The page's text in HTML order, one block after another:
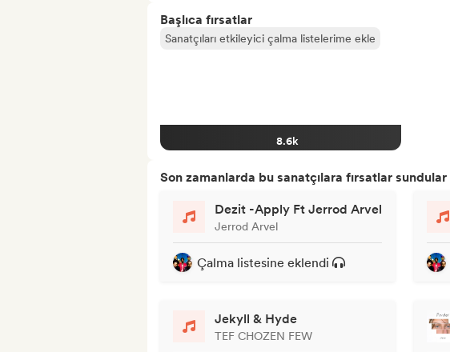
Başlıca fırsatlar
Sanatçıları etkileyici çalma listelerime ekle
8.6k
Son zamanlarda bu sanatçılara fırsatlar sundular
Dezit -Apply Ft Jerrod Arvel
Jerrod Arvel
Çalma listesine eklendi
Jekyll & Hyde
TEF CHOZEN FEW